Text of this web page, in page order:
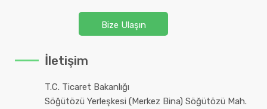
Bize Ulaşın
İletişim
T.C. Ticaret Bakanlığı
Söğütözü Yerleşkesi (Merkez Bina) Söğütözü Mah.